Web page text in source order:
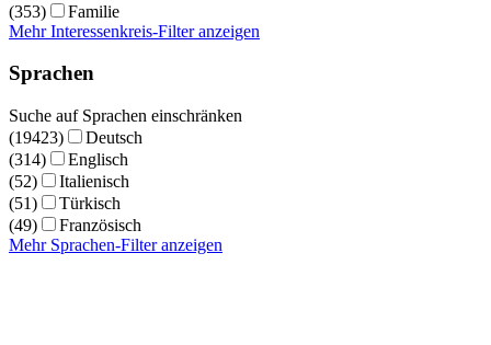
(353)
Familie
Mehr Interessenkreis-Filter anzeigen
Sprachen
Suche auf Sprachen einschränken
(19423)
Deutsch
(314)
Englisch
(52)
Italienisch
(51)
Türkisch
(49)
Französisch
Mehr Sprachen-Filter anzeigen